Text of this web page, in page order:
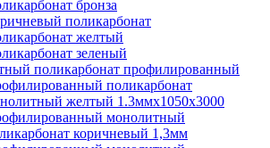
бронза
поликарбонат
желтый
зеленый
поликарбонат профилированный
поликарбонат
желтый 1.3ммх1050х3000
монолитный
коричневый 1,3мм